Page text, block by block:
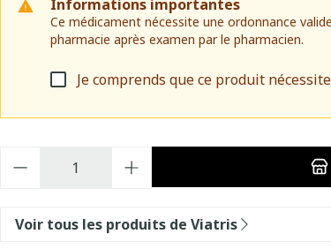
Informations importantes
Ce médicament nécessite une ordonnance
pharmacie après examen par le pharmacien.
Je comprends que ce produit
Voir tous les produits de Viatris